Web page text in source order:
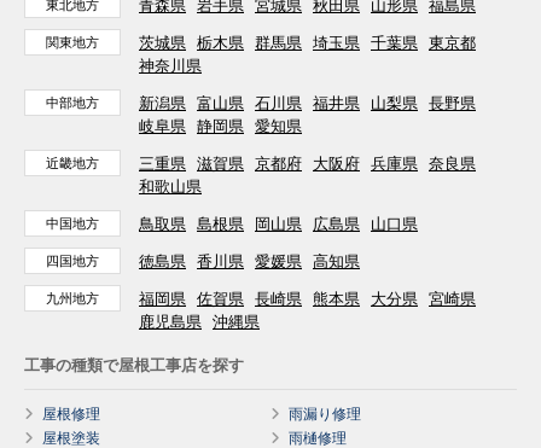
東北地方 青森県 岩手県 宮城県 秋田県 山形県 福島県
関東地方 茨城県 栃木県 群馬県 埼玉県 千葉県 東京都
神奈川県
中部地方 新潟県 富山県 石川県 福井県 山梨県 長野県
岐阜県 静岡県 愛知県
近畿地方 三重県 滋賀県 京都府 大阪府 兵庫県 奈良県
和歌山県
中国地方 鳥取県 島根県 岡山県 広島県 山口県
四国地方 徳島県 香川県 愛媛県 高知県
九州地方 福岡県 佐賀県 長崎県 熊本県 大分県 宮崎県
鹿児島県 沖縄県
工事の種類で屋根工事店を探す
屋根修理
雨漏り修理
屋根塗装
雨樋修理